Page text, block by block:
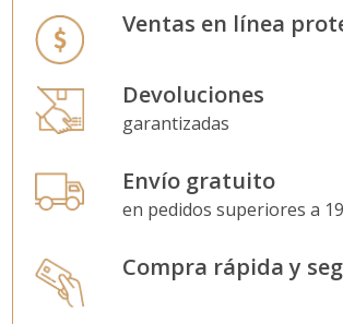
Ventas en línea
Devoluciones
garantizadas
Envío gratuito
en pedidos superiores a
Compra rápida y